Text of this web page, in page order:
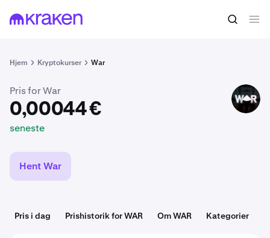
Hjem Kryptokurser War
0,00044 € Køb WAR
Pris for War
0,00044 €
seneste
WAR
Hent War
Pris i dag Prishistorik for WAR Om WAR Kategorier